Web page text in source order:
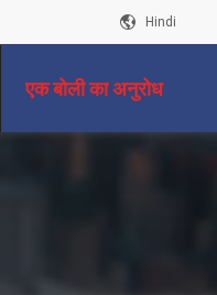
Hindi
एक बोली का अनुरोध